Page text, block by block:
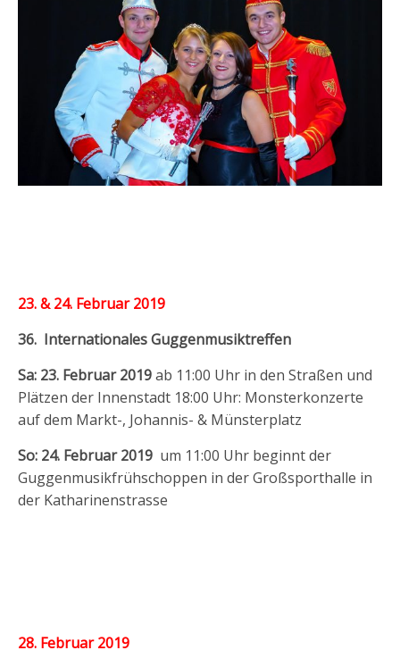
23. & 24. Februar 2019
36. InternationalesGuggenmusiktreffen
Sa: 23. Februar 2019ab 11:00 Uhr in den Straßen und
Plätzen der Innenstadt 18:00 Uhr: Monsterkonzerte
auf dem Markt-, Johannis- & Münsterplatz
So: 24. Februar 2019 um 11:00 Uhr beginnt der
Guggenmusikfrühschoppen in der Großsporthalle in
der Katharinenstrasse
28. Februar 2019